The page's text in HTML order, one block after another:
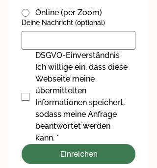
Online (per Zoom)
Deine Nachricht (optional)
DSGVO-Einverständnis
Ich willige ein, dass diese
Webseite meine
übermittelten
Informationen speichert,
sodass meine Anfrage
beantwortet werden
kann. *
Einreichen